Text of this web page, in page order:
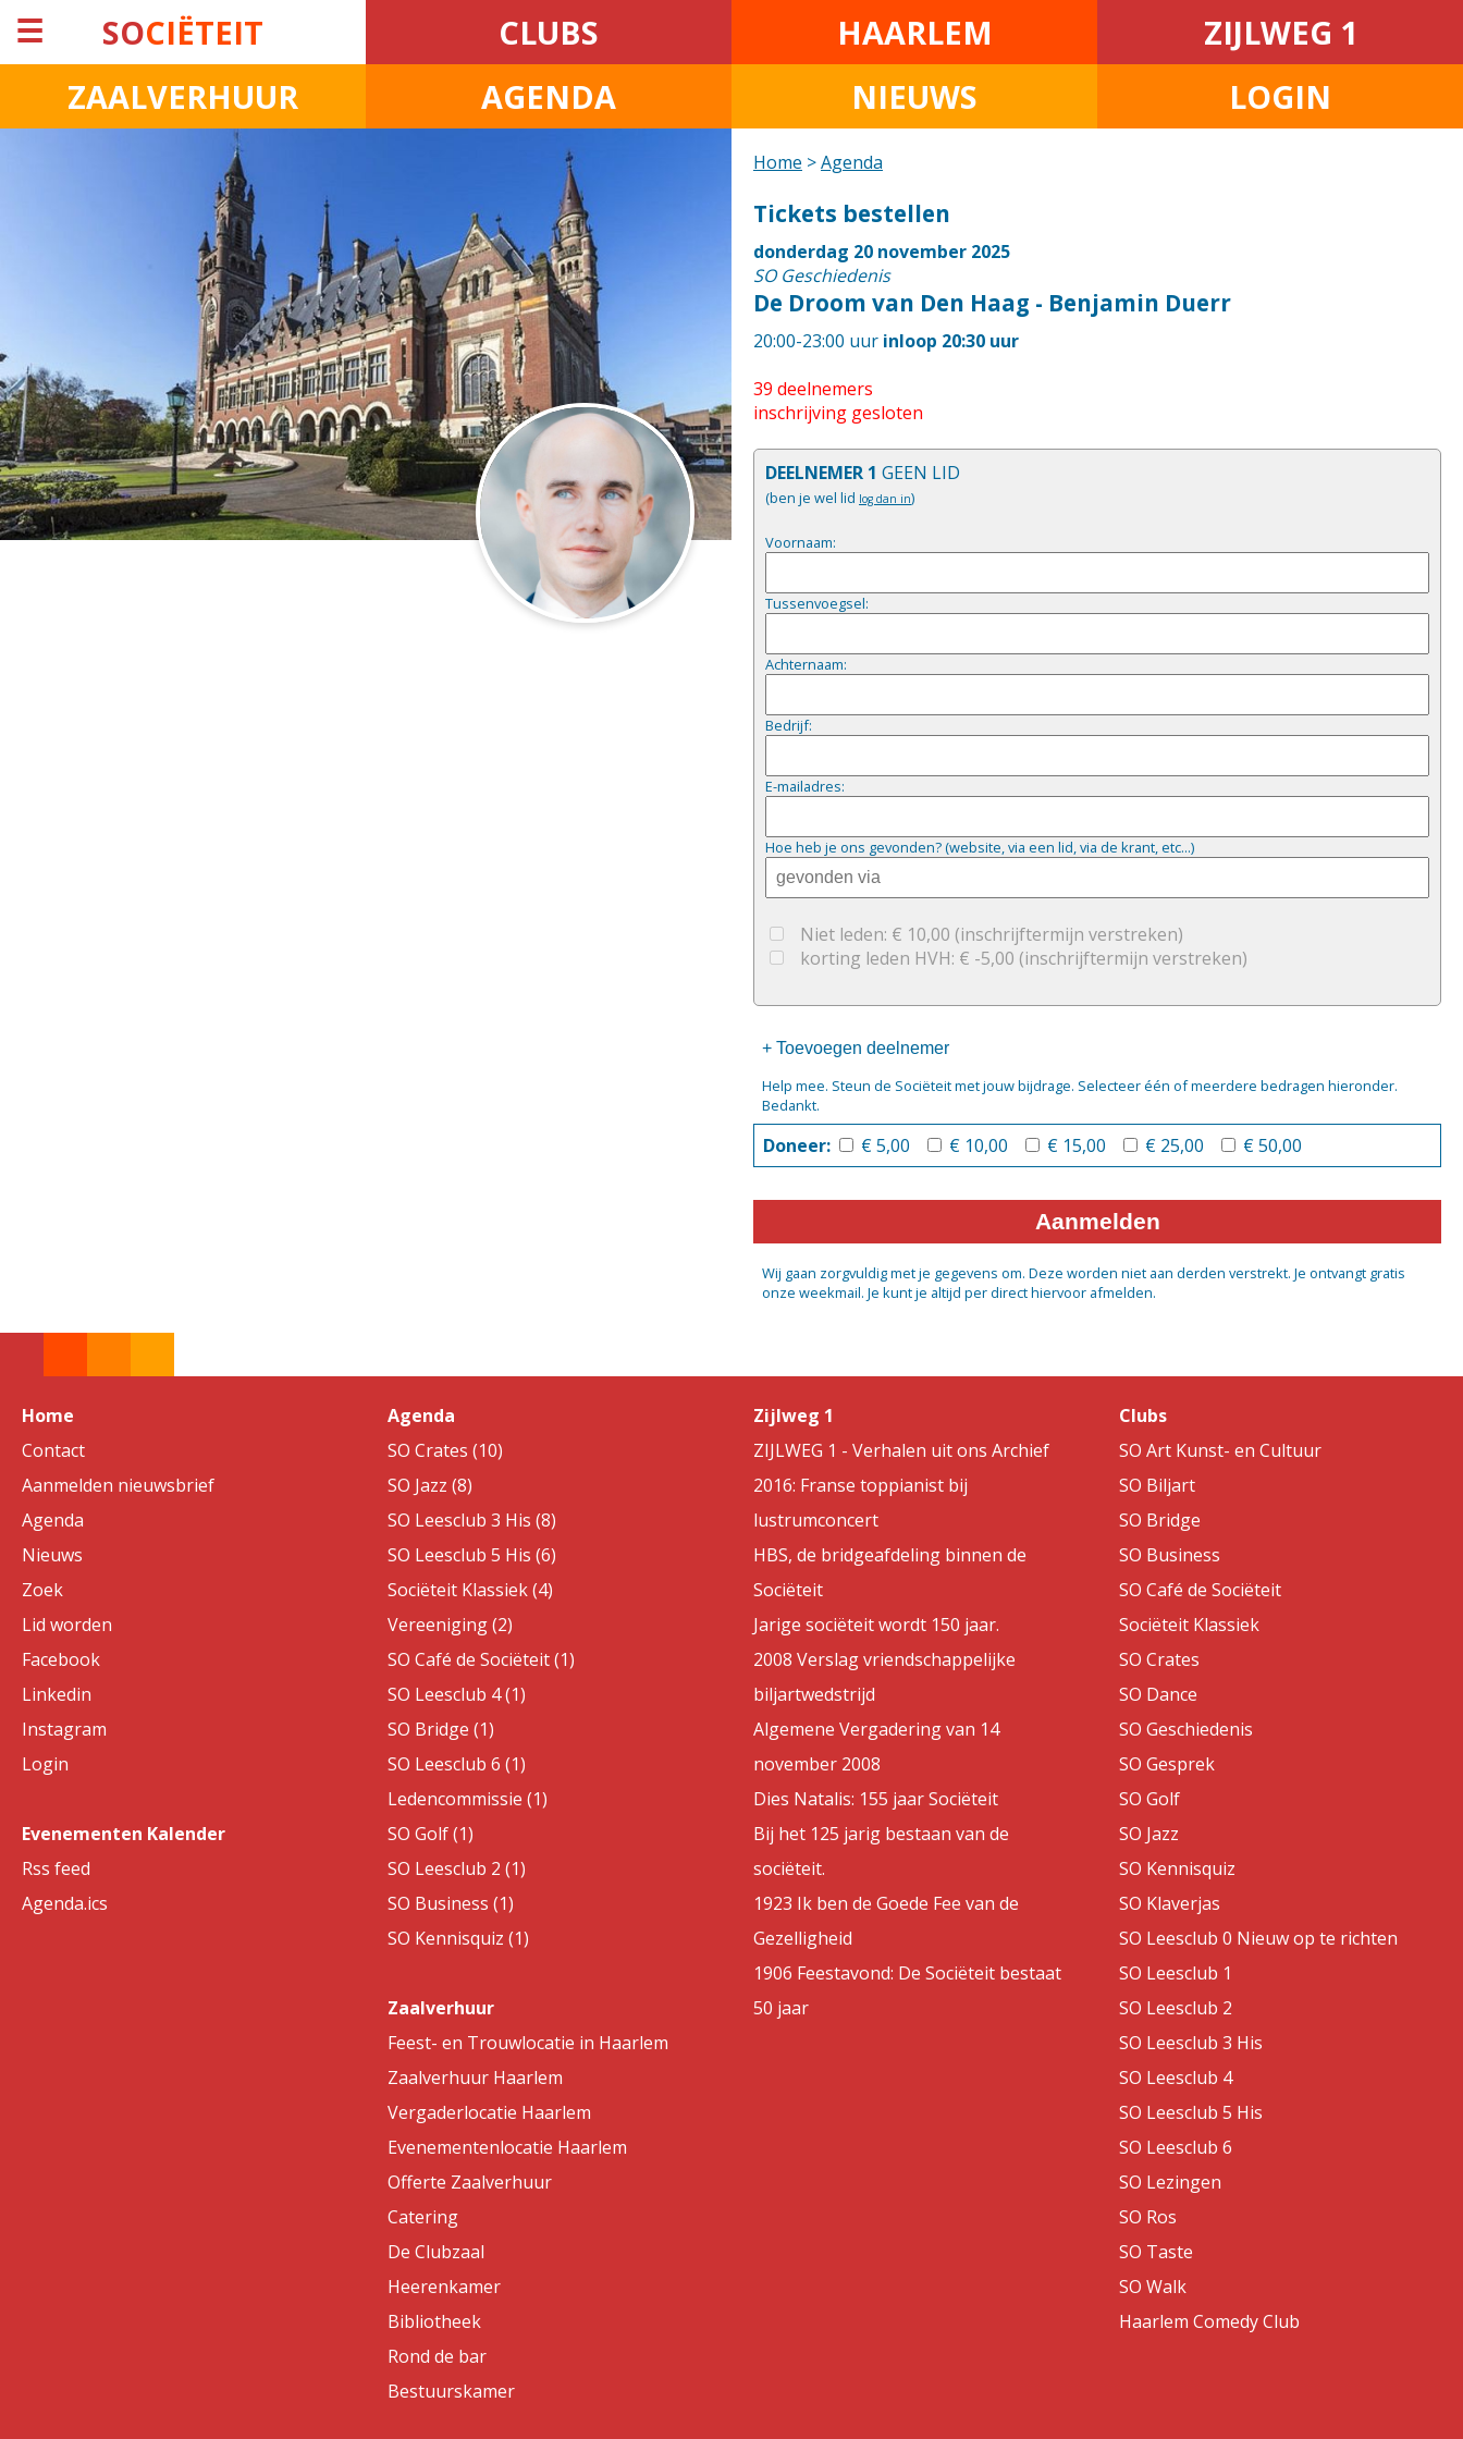
☰ SOCIËTEIT CLUBS HAARLEM
ZIJLWEG 1
ZAALVERHUUR
AGENDA NIEUWS LOGIN
Home >Agenda
Tickets bestellen
donderdag 20 november 2025
SO Geschiedenis
De Droom van Den Haag - Benjamin Duerr
20:00-23:00 uur inloop 20:30 uur
39 deelnemers
inschrijving gesloten
DEELNEMER 1 GEEN LID
(ben je wel lid log dan in)
Voornaam:
Tussenvoegsel:
Achternaam:
Bedrijf:
E-mailadres:
Hoe heb je ons gevonden? (website, via een lid, via de krant, etc...)
Niet leden: € 10,00 (inschrijftermijn verstreken)
korting leden HVH: € -5,00 (inschrijftermijn verstreken)
+ Toevoegen deelnemer
Help mee. Steun de Sociëteit met jouw bijdrage. Selecteer één of meerdere bedragen hieronder.
Bedankt.
Doneer: € 5,00 € 10,00 € 15,00 € 25,00 € 50,00
Aanmelden
Wij gaan zorgvuldig met je gegevens om. Deze worden niet aan derden verstrekt. Je ontvangt gratis
onze weekmail. Je kunt je altijd per direct hiervoor afmelden.
Home
Contact
Aanmelden nieuwsbrief
Agenda
Nieuws
Zoek
Lid worden
Facebook
Linkedin
Instagram
Login
Evenementen Kalender
Rss feed
Agenda.ics
Agenda
SO Crates (10)
SO Jazz (8)
SO Leesclub 3 His (8)
SO Leesclub 5 His (6)
Sociëteit Klassiek (4)
Vereeniging (2)
SO Café de Sociëteit (1)
SO Leesclub 4 (1)
SO Bridge (1)
SO Leesclub 6 (1)
Ledencommissie (1)
SO Golf (1)
SO Leesclub 2 (1)
SO Business (1)
SO Kennisquiz (1)
Zaalverhuur
Feest- en Trouwlocatie in Haarlem
Zaalverhuur Haarlem
Vergaderlocatie Haarlem
Evenementenlocatie Haarlem
Offerte Zaalverhuur
Catering
De Clubzaal
Heerenkamer
Bibliotheek
Rond de bar
Bestuurskamer
Zijlweg 1
ZIJLWEG 1 - Verhalen uit ons Archief
2016: Franse toppianist bij
lustrumconcert
HBS, de bridgeafdeling binnen de
Sociëteit
Jarige sociëteit wordt 150 jaar.
2008 Verslag vriendschappelijke
biljartwedstrijd
Algemene Vergadering van 14
november 2008
Dies Natalis: 155 jaar Sociëteit
Bij het 125 jarig bestaan van de
sociëteit.
1923 Ik ben de Goede Fee van de
Gezelligheid
1906 Feestavond: De Sociëteit bestaat
50 jaar
Clubs
SO Art Kunst- en Cultuur
SO Biljart
SO Bridge
SO Business
SO Café de Sociëteit
Sociëteit Klassiek
SO Crates
SO Dance
SO Geschiedenis
SO Gesprek
SO Golf
SO Jazz
SO Kennisquiz
SO Klaverjas
SO Leesclub 0 Nieuw op te richten
SO Leesclub 1
SO Leesclub 2
SO Leesclub 3 His
SO Leesclub 4
SO Leesclub 5 His
SO Leesclub 6
SO Lezingen
SO Ros
SO Taste
SO Walk
Haarlem Comedy Club